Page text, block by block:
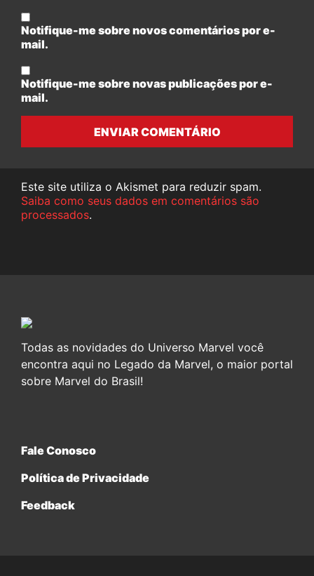
Notifique-me sobre novos comentários por e-
mail.
Notifique-me sobre novas publicações por e-
mail.
ENVIAR COMENTÁRIO
Este site utiliza o Akismet para reduzir spam.
Saiba como seus dados em comentários são
processados.
Todas as novidades do Universo Marvel você
encontra aqui no Legado da Marvel, o maior portal
sobre Marvel do Brasil!
Fale Conosco
Política de Privacidade
Feedback